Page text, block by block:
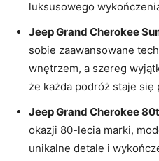
luksusowego
Jeep Grand Cherokee
sobie zaawansowane
wnętrzem, a szereg
że każda podróż staje
Jeep Grand Cherokee
okazji 80-lecia marki,
unikalne detale i